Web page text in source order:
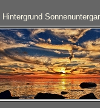
Hintergrund